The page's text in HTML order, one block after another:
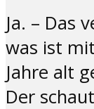
Ja. – Das
was ist
Jahre alt
Der